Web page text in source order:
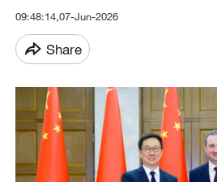
09:48:14,07-Jun-2026
Share